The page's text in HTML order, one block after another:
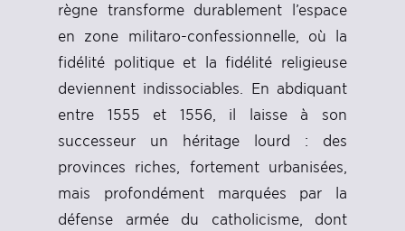
règne transforme durablement l’espace
en zone militaro-confessionnelle, où la
fidélité politique et la fidélité religieuse
deviennent indissociables. En abdiquant
entre 1555 et 1556, il laisse à son
successeur un héritage lourd : des
provinces riches, fortement urbanisées,
mais profondément marquées par la
défense armée du catholicisme, dont